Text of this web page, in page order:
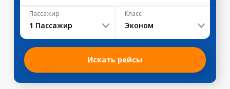
Пассажир
1 Пассажир
Класс
Эконом
Искать рейсы